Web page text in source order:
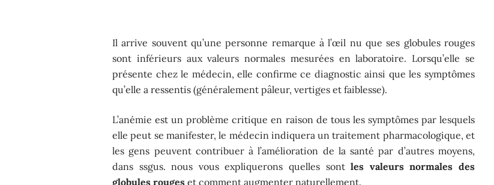
Il arrive souvent qu’une personne remarque à l’œil nu que ses globules rouges
sont inférieurs aux valeurs normales mesurées en laboratoire. Lorsqu’elle se
présente chez le médecin, elle confirme ce diagnostic ainsi que les symptômes
qu’elle a ressentis (généralement pâleur, vertiges et faiblesse).
L’anémie est un problème critique en raison de tous les symptômes par lesquels
elle peut se manifester, le médecin indiquera un traitement pharmacologique, et
les gens peuvent contribuer à l’amélioration de la santé par d’autres moyens,
dans ssgus. nous vous expliquerons quelles sontles valeurs normales des
globules rouges et comment augmenter naturellement.